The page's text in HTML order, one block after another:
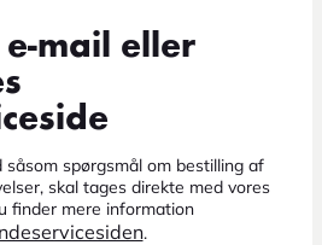
e-mail eller
spørgsmål om bestilling af
skal tages direkte med vores
finder mere information
.